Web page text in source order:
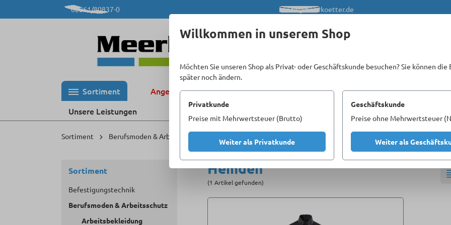
Hauptinhalt springen
Zur Hauptnavigation springen
02861/80837-0 info@meerkoetter.de
Sortiment Angebote % Kataloge
Unsere Homepages
Unsere Leistungen
Willkommen in unserem Shop
Möchten Sie unseren Shop als Privat- oder Geschäftskunde besuchen? Sie können die
später noch ändern.
Privatkunde
Preise mit Mehrwertsteuer (Brutto)
Weiter als Privatkunde
Geschäftskunde
Preise ohne Mehrwertsteuer
Weiter als
Sortiment Berufsmoden & Arbeitsschutz Multischutzkleidung
Sortiment
Befestigungstechnik
Berufsmoden & Arbeitsschutz
Arbeitsbekleidung
Hemden
(1 Artikel gefunden)